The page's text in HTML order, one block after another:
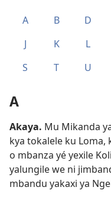
A B D
J
K L
S
T U
A
Akaya. Mu Mikanda
kya tokalele ku Loma,
o mbanza yé yexile
yalungile we ni
mbandu yakaxi ya